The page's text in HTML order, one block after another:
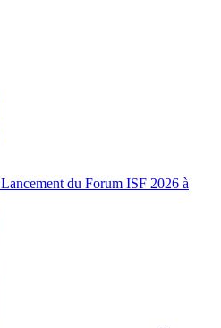
Lancement du Forum ISF 2026 à